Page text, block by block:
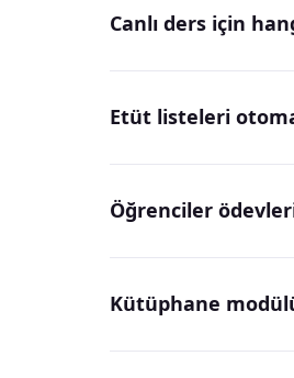
Canlı ders için
Etüt listeleri
Öğrenciler
Kütüphane